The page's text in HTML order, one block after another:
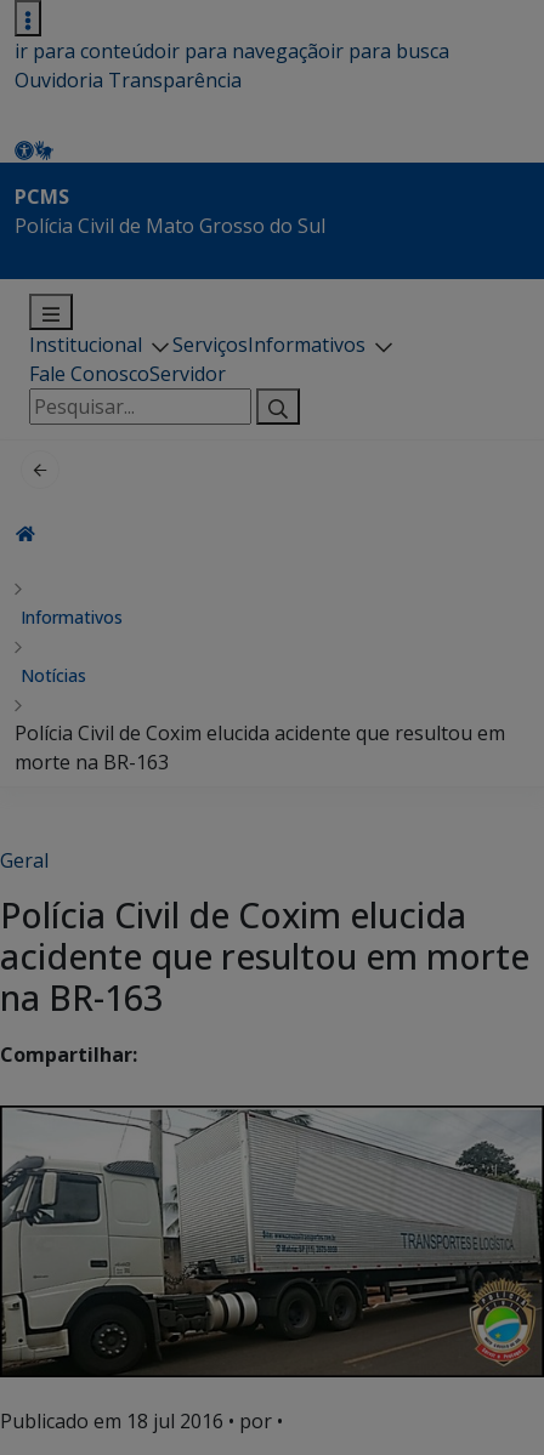
ir para conteúdoir para navegaçãoir para busca
Ouvidoria Transparência
PCMS
Polícia Civil de Mato Grosso do Sul
Institucional ServiçosInformativos
Fale ConoscoServidor
Pesquisar
por:
Informativos
Notícias
Polícia Civil de Coxim elucida acidente que resultou em
morte na BR-163
Geral
Polícia Civil de Coxim elucida
acidente que resultou em morte
na BR-163
Compartilhar:
Publicado em 18 jul 2016 • por •